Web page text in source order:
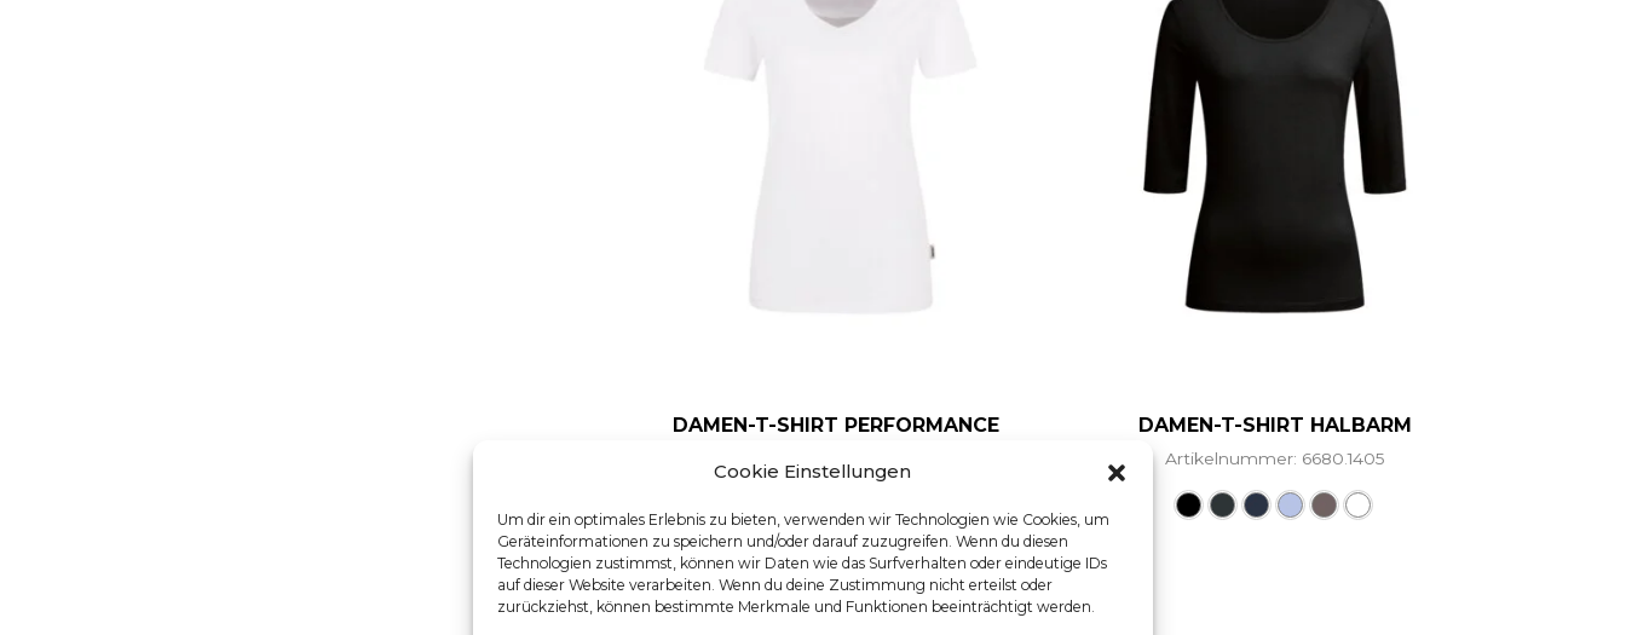
Cookie Einstellungen
Um dir ein optimales Erlebnis zu bieten, verwenden wir Technologien wie Cookies, um
Geräteinformationen zu speichern und/oder darauf zuzugreifen. Wenn du diesen
Technologien zustimmst, können wir Daten wie das Surfverhalten oder eindeutige IDs
auf dieser Website verarbeiten. Wenn du deine Zustimmung nicht erteilst oder
zurückziehst, können bestimmte Merkmale und Funktionen beeinträchtigt werden.
DAMEN-T-SHIRT PERFORMANCE
Artikelnummer: 181
Dieses Produkt weist mehrere Varianten auf. Die Optionen können auf der
DAMEN-T-SHIRT HALBARM
Artikelnummer: 6680.1405